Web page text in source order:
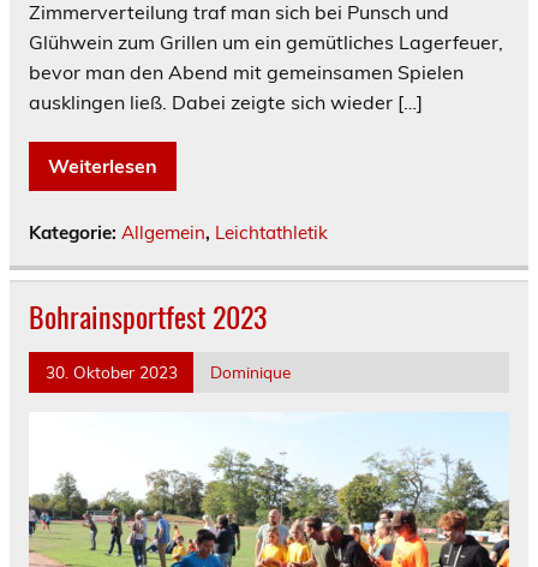
Zimmerverteilung traf man sich bei Punsch und
Glühwein zum Grillen um ein gemütliches Lagerfeuer,
bevor man den Abend mit gemeinsamen Spielen
ausklingen ließ. Dabei zeigte sich wieder […]
Weiterlesen
Kategorie: Allgemein, Leichtathletik
Bohrainsportfest 2023
30. Oktober 2023 Dominique